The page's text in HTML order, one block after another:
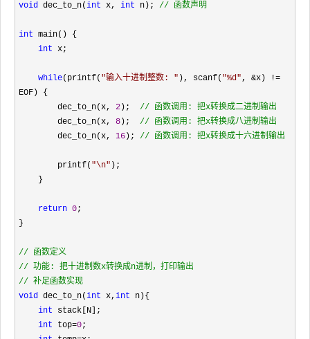
void dec_to_n(int x, int n); // 函数声明
int main() {
int x;
while(printf( "输入十进制整数: " ), scanf( "%d", &x) !=
EOF) {
        dec_to_n(x,
2 ); // 函数调用: 把x转换成二进制输出
        dec_to_n(x,
8 ); // 函数调用: 把x转换成八进制输出
        dec_to_n(x,
16 ); // 函数调用: 把x转换成十六进制输出
        printf(
"\n" );
return 0;
}
//
//
// 补足函数实现
void dec_to_n(int x, int n){
int stack[N];
int top=0;